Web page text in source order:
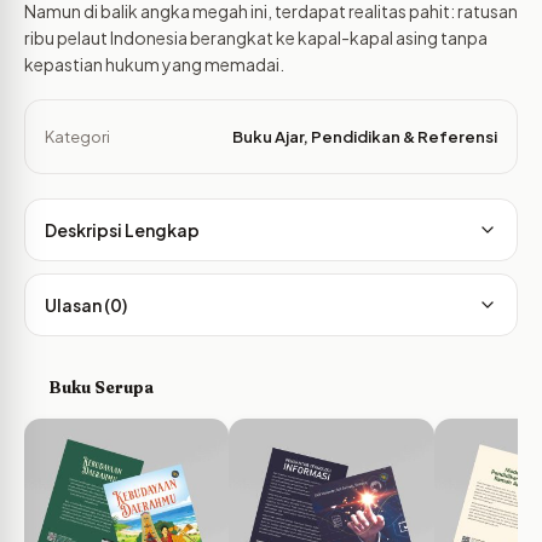
Namun di balik angka megah ini, terdapat realitas pahit: ratusan
ribu pelaut Indonesia berangkat ke kapal-kapal asing tanpa
kepastian hukum yang memadai.
Kategori Buku Ajar, Pendidikan & Referensi
Deskripsi Lengkap
Ulasan (0)
Buku Serupa